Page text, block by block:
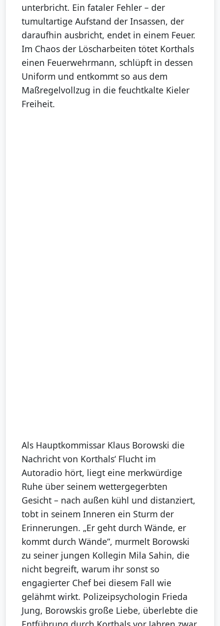
unterbricht. Ein fataler Fehler – der
tumultartige Aufstand der Insassen, der
daraufhin ausbricht, endet in einem Feuer.
Im Chaos der Löscharbeiten tötet Korthals
einen Feuerwehrmann, schlüpft in dessen
Uniform und entkommt so aus dem
Maßregelvollzug in die feuchtkalte Kieler
Freiheit.
Als Hauptkommissar Klaus Borowski die
Nachricht von Korthals‘ Flucht im
Autoradio hört, liegt eine merkwürdige
Ruhe über seinem wettergegerbten
Gesicht – nach außen kühl und distanziert,
tobt in seinem Inneren ein Sturm der
Erinnerungen. „Er geht durch Wände, er
kommt durch Wände“, murmelt Borowski
zu seiner jungen Kollegin Mila Sahin, die
nicht begreift, warum ihr sonst so
engagierter Chef bei diesem Fall wie
gelähmt wirkt. Polizeipsychologin Frieda
Jung, Borowskis große Liebe, überlebte die